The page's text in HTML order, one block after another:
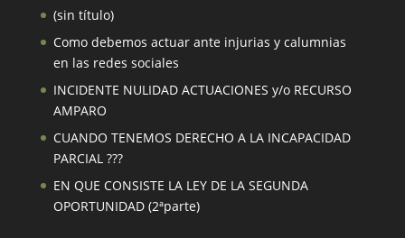
(sin título)
Como debemos actuar ante injurias y calumnias
en las redes sociales
INCIDENTE NULIDAD ACTUACIONES y/o RECURSO
AMPARO
CUANDO TENEMOS DERECHO A LA INCAPACIDAD
PARCIAL ???
EN QUE CONSISTE LA LEY DE LA SEGUNDA
OPORTUNIDAD (2ªparte)